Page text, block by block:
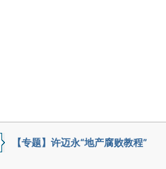
【专题】许迈永“地产腐败教程”